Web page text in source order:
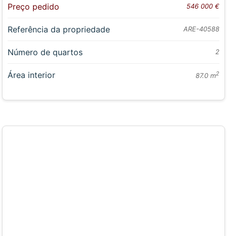
Preço pedido 546 000 €
Referência da propriedade ARE-40588
Número de quartos 2
Área interior 87.0 m2